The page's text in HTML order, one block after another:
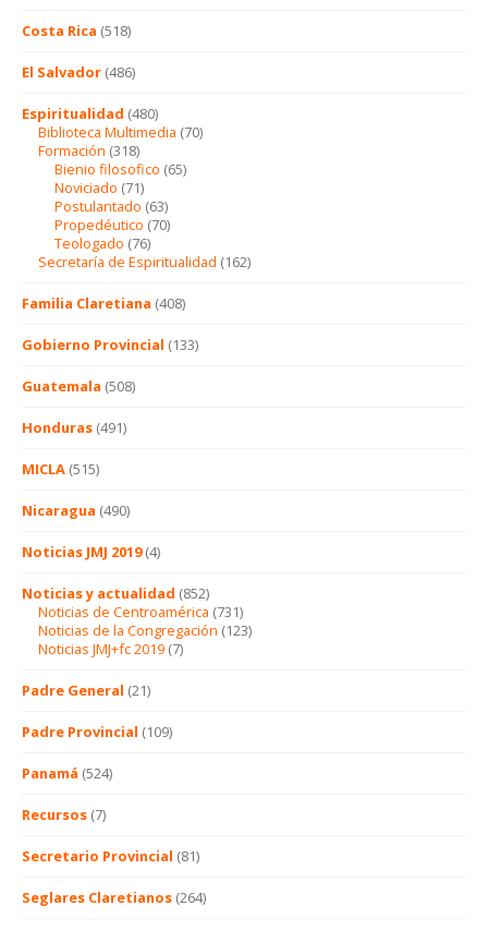
Costa Rica (518)
El Salvador (486)
Espiritualidad (480)
Biblioteca Multimedia (70)
Formación (318)
Bienio filosofico (65)
Noviciado (71)
Postulantado (63)
Propedéutico (70)
Teologado (76)
Secretaría de Espiritualidad (162)
Familia Claretiana (408)
Gobierno Provincial (133)
Guatemala (508)
Honduras (491)
MICLA (515)
Nicaragua (490)
Noticias JMJ 2019(4)
Noticias y actualidad (852)
Noticias de Centroamérica (731)
Noticias de la Congregación (123)
Noticias JMJ+fc 2019 (7)
Padre General (21)
Padre Provincial (109)
Panamá (524)
Recursos (7)
Secretario Provincial (81)
Seglares Claretianos (264)